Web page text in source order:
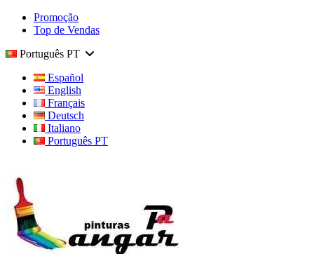
Promoção
Top de Vendas
Português PT
Español
English
Français
Deutsch
Italiano
Português PT